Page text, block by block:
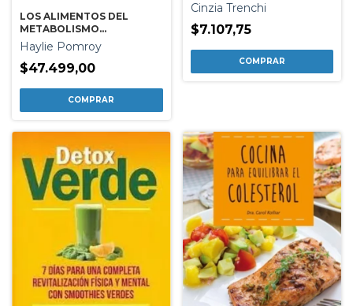
LOS ALIMENTOS DEL
METABOLISMO
ACELERADO
Haylie Pomroy
$47.499,00
Cinzia Trenchi
$7.107,75